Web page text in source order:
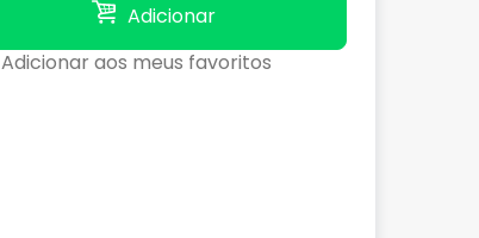
Adicionar
Adicionar aos meus favoritos